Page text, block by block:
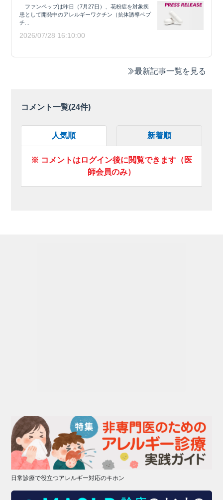
ファンペップは昨日（7月27日）、花粉症を対象疾
患として開発中のアレルギーワクチン（抗体誘導ペプ
チ...
2026/07/28 16:10:00
最新記事一覧を見る
コメント一覧(24件)
人気順 新着順
※ コメントはログイン後に閲覧できます（医
師会員のみ）
日常診療で役立つアレルギー対応のキホン